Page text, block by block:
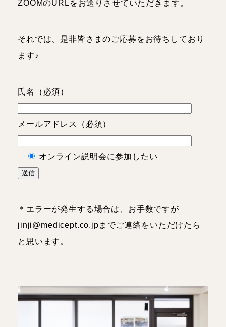
ZOOMのURLをお送りさせていただきます。
それでは、是非皆さまのご応募をお待ちしており
ます♪
氏名（必須）
メールアドレス（必須）
オンライン説明会に参加したい
＊エラーが発生する場合は、お手数ですが
jinji@medicept.co.jpまでご連絡をいただけたら
と思います。